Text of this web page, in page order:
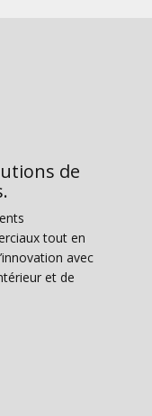
de
tout en
avec
et de